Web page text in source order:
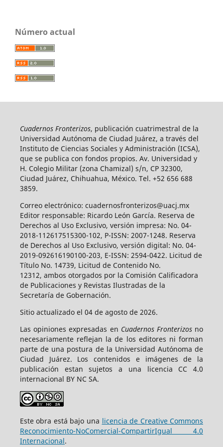
Número actual
Cuadernos Fronterizos, publicación cuatrimestral de la
Universidad Autónoma de Ciudad Juárez, a través del
Instituto de Ciencias Sociales y Administración (ICSA),
que se publica con fondos propios. Av. Universidad y
H. Colegio Militar (zona Chamizal) s/n, CP 32300,
Ciudad Juárez, Chihuahua, México. Tel. +52 656 688
3859.
Correo electrónico: cuadernosfronterizos@uacj.mx
Editor responsable: Ricardo León García. Reserva de
Derechos al Uso Exclusivo, versión impresa: No. 04-
2018-112617515300-102, P-ISSN: 2007-1248. Reserva
de Derechos al Uso Exclusivo, versión digital: No. 04-
2019-092616190100-203, E-ISSN: 2594-0422. Licitud de
Título No. 14739, Licitud de Contenido No.
12312, ambos otorgados por la Comisión Calificadora
de Publicaciones y Revistas Ilustradas de la
Secretaría de Gobernación.
Sitio actualizado el 04 de agosto de 2026.
Las opiniones expresadas en Cuadernos Fronterizosno
necesariamente reflejan la de los editores ni forman
parte de una postura de la Universidad Autónoma de
Ciudad Juárez. Los contenidos e imágenes de la
publicación estan sujetos a una licencia CC 4.0
internacional BY NC SA.
Este obra está bajo una licencia de Creative Commons
Reconocimiento-NoComercial-CompartirIgual 4.0
Internacional.